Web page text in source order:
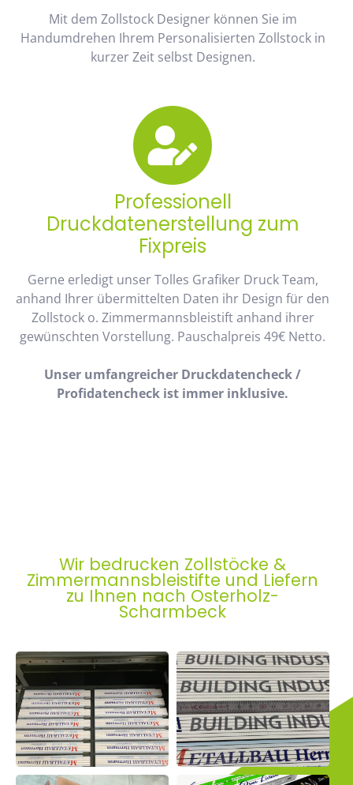
Mit dem Zollstock Designer können Sie im
Handumdrehen Ihrem Personalisierten Zollstock in
kurzer Zeit selbst Designen.
Professionell
Druckdatenerstellung zum
Fixpreis
Gerne erledigt unser Tolles Grafiker Druck Team,
anhand Ihrer übermittelten Daten ihr Design für den
Zollstock o. Zimmermannsbleistift anhand ihrer
gewünschten Vorstellung. Pauschalpreis 49€ Netto.
Unser umfangreicher Druckdatencheck /
Profidatencheck ist immer inklusive.
Wir bedrucken Zollstöcke &
Zimmermannsbleistifte und Liefern
zu Ihnen nach Osterholz-
Scharmbeck